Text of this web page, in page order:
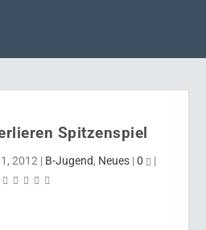
Spitzenspiel
2012 | B-Jugend, Neues |0 |